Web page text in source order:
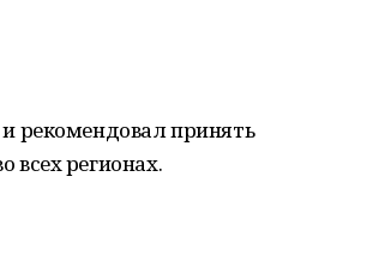
рекомендовал принять
всех регионах.